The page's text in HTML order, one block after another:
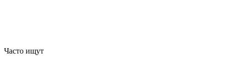
Часто ищут